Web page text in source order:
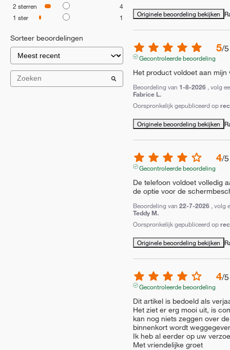
2 sterren
4
1 ster 1
Sorteer beoordelingen
Originele beoordeling bekijken
5/5
Gecontroleerde beoordeling
Het product voldoet aan
Beoordeling van 1-8-2026 , volg
Fabrice L.
Oorspronkelijk gepubliceerd op
Originele beoordeling bekijken
4/5
Gecontroleerde beoordeling
De telefoon voldoet volledig
de optie voor de
Beoordeling van 22-7-2026 , volg
Teddy M.
Oorspronkelijk gepubliceerd op
Originele beoordeling bekijken
4/5
Gecontroleerde beoordeling
Dit artikel is bedoeld als
Het ziet er erg mooi uit, is
kan nog niets zeggen over
binnenkort wordt
Ik heb al eerder op uw
Met vriendelijke groet